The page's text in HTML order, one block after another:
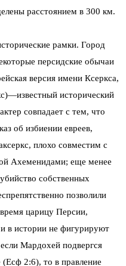
расстоянием в 300 км.
рамки. Город
персидские обычаи
версия имени Ксеркса,
исторический
совпадает с тем, что
об избиении евреев,
плохо совместим с
Ахеменидами; еще менее
собственных
позволили
царицу Персии,
в истории не фигурируют
Мардохей подвергся
2:6), то в правление